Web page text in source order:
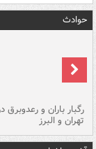
حوادث
رگبار باران و رعدوبرق
تهران و البرز